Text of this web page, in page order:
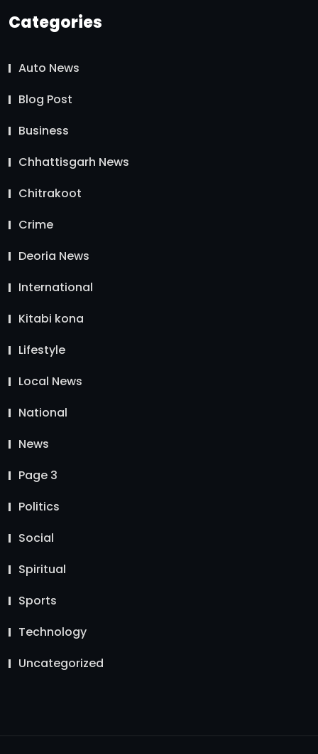
Categories
Auto News
Blog Post
Business
Chhattisgarh News
Chitrakoot
Crime
Deoria News
International
Kitabi kona
Lifestyle
Local News
National
News
Page 3
Politics
Social
Spiritual
Sports
Technology
Uncategorized